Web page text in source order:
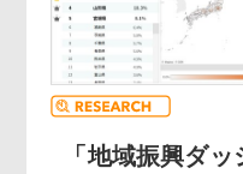
「地域振興ダ